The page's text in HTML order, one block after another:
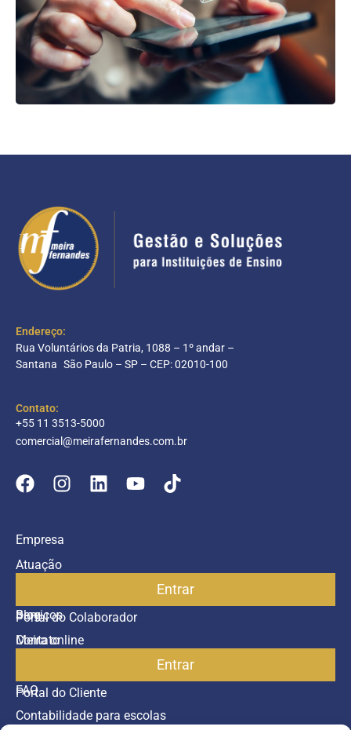
Endereço:
Rua Voluntários da Patria, 1088 – 1º andar –
Santana São Paulo – SP – CEP: 02010-100
Contato:
+55 11 3513-5000
comercial@meirafernandes.com.br
Empresa
Atuação
Blog
Contato
Portal do Colaborador
Entrar
Serviços
Meira online
FAQ
Contabilidade para escolas
Portal do Cliente
Entrar